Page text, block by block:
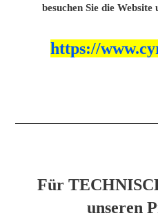
besuchen Sie die Website
https://
Für
unseren